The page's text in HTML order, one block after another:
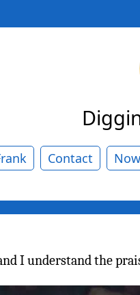
Contact Now
I understand the